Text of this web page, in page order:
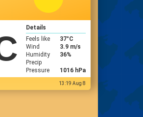
Details
Feels like
37°C
Wind
3.9 m/s
Humidity
36%
Precip
Pressure
1016 hPa
13:19 Aug 8